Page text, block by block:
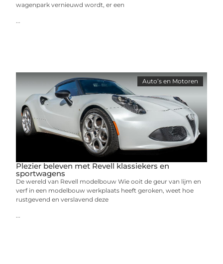
wagenpark vernieuwd wordt, er een
Auto’s en Motoren
Plezier beleven met Revell klassiekers en
sportwagens
De wereld van Revell modelbouw Wie ooit de geur van lijm en
verf in een modelbouw werkplaats heeft geroken, weet hoe
rustgevend en verslavend deze